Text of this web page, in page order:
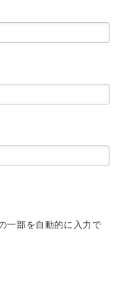
一部を自動的に入力で